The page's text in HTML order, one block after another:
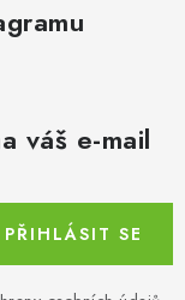
váš e-mail
PŘIHLÁSIT SE